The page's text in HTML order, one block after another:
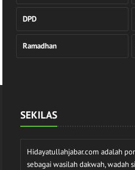
DPD
Ramadhan
SEKILAS
Hidayatullahjabar.com adalah
sebagai wasilah dakwah, wadah